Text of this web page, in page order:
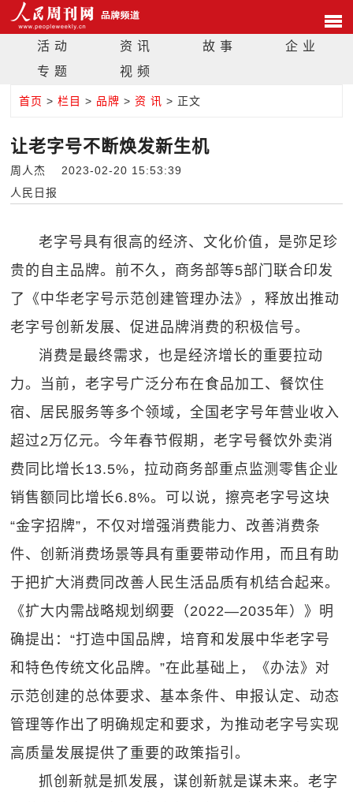
活 动 资 讯 故 事
企 业
专 题
视 频
首页 >栏目 > 品牌 >资 讯 > 正文
让老字号不断焕发新生机
周人杰 2023-02-20 15:53:39
人民日报
老字号具有很高的经济、文化价值，是弥足珍
贵的自主品牌。前不久，商务部等5部门联合印发
了《中华老字号示范创建管理办法》，释放出推动
老字号创新发展、促进品牌消费的积极信号。
消费是最终需求，也是经济增长的重要拉动
力。当前，老字号广泛分布在食品加工、餐饮住
宿、居民服务等多个领域，全国老字号年营业收入
超过2万亿元。今年春节假期，老字号餐饮外卖消
费同比增长13.5%，拉动商务部重点监测零售企业
销售额同比增长6.8%。可以说，擦亮老字号这块
“金字招牌”，不仅对增强消费能力、改善消费条
件、创新消费场景等具有重要带动作用，而且有助
于把扩大消费同改善人民生活品质有机结合起来。
《扩大内需战略规划纲要（2022—2035年）》明
确提出：“打造中国品牌，培育和发展中华老字号
和特色传统文化品牌。”在此基础上，《办法》对
示范创建的总体要求、基本条件、申报认定、动态
管理等作出了明确规定和要求，为推动老字号实现
高质量发展提供了重要的政策指引。
抓创新就是抓发展，谋创新就是谋未来。老字